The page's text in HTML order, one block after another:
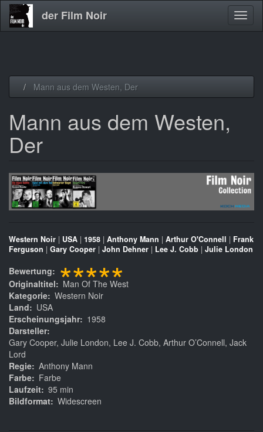
der Film Noir
Mann aus dem Westen, Der
Mann aus dem Westen,
Der
Western Noir | USA | 1958 | Anthony Mann | Arthur O'Connell | Frank
Ferguson | Gary Cooper | John Dehner | Lee J. Cobb | Julie London
Bewertung *****
Originaltitel
Man Of The West
Kategorie Western Noir
Land
USA
Erscheinungsjahr
1958
Darsteller
Gary Cooper, Julie London, Lee J. Cobb, Arthur O’Connell, Jack
Lord
Regie Anthony Mann
Farbe
Farbe
Laufzeit 95 min
Bildformat Widescreen